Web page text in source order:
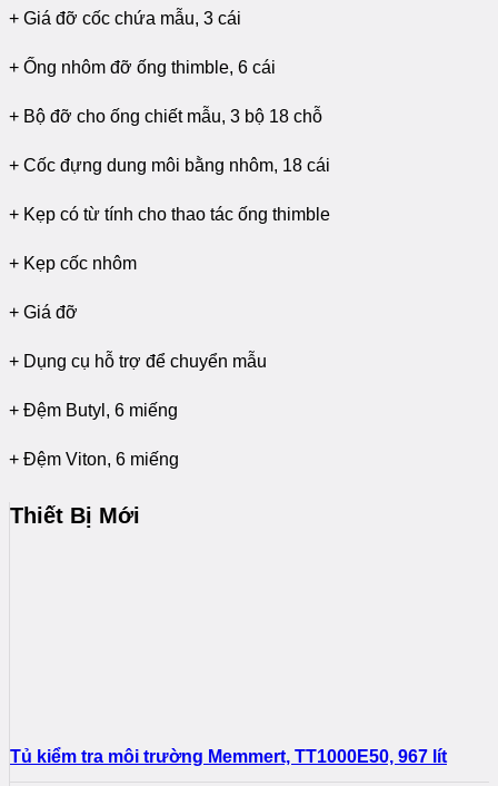
+ Giá đỡ cốc chứa mẫu, 3 cái
+ Ống nhôm đỡ ống thimble, 6 cái
+ Bộ đỡ cho ống chiết mẫu, 3 bộ 18 chỗ
+ Cốc đựng dung môi bằng nhôm, 18 cái
+ Kẹp có từ tính cho thao tác ống thimble
+ Kẹp cốc nhôm
+ Giá đỡ
+ Dụng cụ hỗ trợ để chuyển mẫu
+ Đệm Butyl, 6 miếng
+ Đệm Viton, 6 miếng
Thiết Bị Mới
Tủ kiểm tra môi trường Memmert, TT1000E50, 967 lít